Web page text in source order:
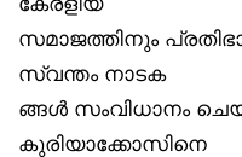
സമാജത്തിനും പ്രതിഭാ
സ്വന്തം നാടക
ങ്ങൾ സംവിധാനം
കുരിയാക്കോസിനെ